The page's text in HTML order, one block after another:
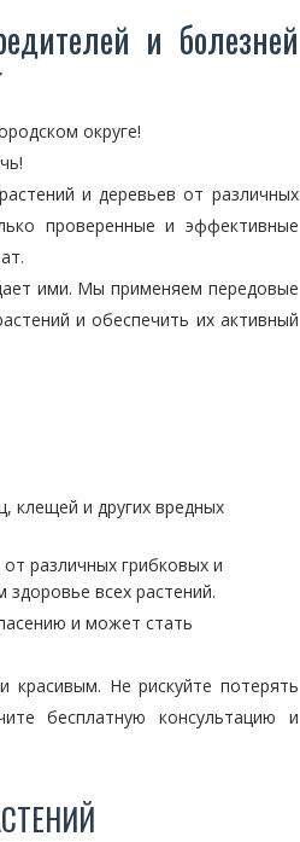
и болезней
округе!
и деревьев от различных
проверенные и эффективные
ими. Мы применяем передовые
и обеспечить их активный
клещей и других вредных
различных грибковых и
всех растений.
и может стать
Не рискуйте потерять
бесплатную консультацию и